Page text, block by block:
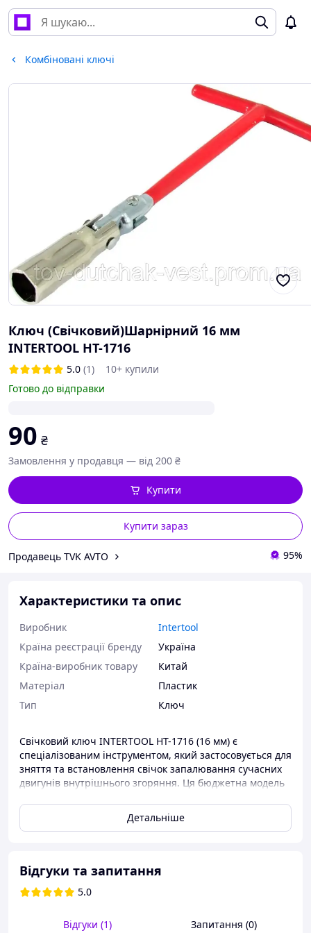
Комбіновані ключі
Ключ (Свічковий)Шарнірний 16 мм
INTERTOOL HT-1716
5.0 (1)
10+ купили
Готово до відправки
90 ₴
Замовлення у продавця — від 200 ₴
Купити зараз
Купити
Продавець TVK AVTO 95%
Характеристики та опис
Виробник
Intertool
Країна реєстрації бренду
Україна
Країна-виробник товару
Китай
Матеріал
Пластик
Тип
Ключ
Свічковий ключ INTERTOOL HT-1716 (16 мм) є
спеціалізованим інструментом, який застосовується для
зняття та встановлення свічок запалювання сучасних
двигунів внутрішнього згоряння. Ця бюджетна модель
Конструкція ключа складається з довгого стрижня, на
одному кінці якого розташована ручка, а на іншому —
підкапотному просторі зручнішою, крім того, шарнір
допомагає підібрати оптимальний кут, щоб дбайливо
демонтувати або встановити свічку. Головка ключа
передає зусилля на профіль свічки.
Детальніше
Відгуки та запитання
5.0
Відгуки (1) Запитання (0)